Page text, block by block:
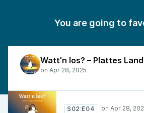
You are going to
S02:E04